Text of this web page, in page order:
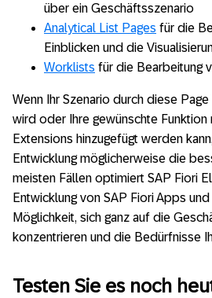
über ein Geschäftsszenario
Analytical List Pages für die
Einblicken und die
Worklists für die Bearbeitung
Wenn Ihr Szenario durch diese
wird oder Ihre gewünschte Funktion
Extensions hinzugefügt werden
Entwicklung möglicherweise die
meisten Fällen optimiert SAP Fiori
Entwicklung von SAP Fiori Apps
Möglichkeit, sich ganz auf die
konzentrieren und die Bedürfnisse
Testen Sie es noch